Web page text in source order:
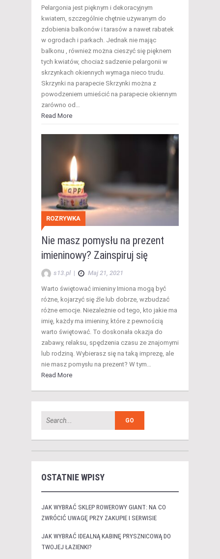
Pelargonia jest pięknym i dekoracyjnym
kwiatem, szczególnie chętnie używanym do
zdobienia balkonów i tarasów a nawet rabatek
w ogrodach i parkach. Jednak nie mając
balkonu , również można cieszyć się pięknem
tych kwiatów, chociaż sadzenie pelargonii w
skrzynkach okiennych wymaga nieco trudu.
Skrzynki na parapecie Skrzynki można z
powodzeniem umieścić na parapecie okiennym
zarówno od…
Read More
ROZRYWKA
Nie masz pomysłu na prezent
imieninowy? Zainspiruj się
s13.pl | Maj 21, 2021
Warto świętować imieniny Imiona mogą być
różne, kojarzyć się źle lub dobrze, wzbudzać
różne emocje. Niezależnie od tego, kto jakie ma
imię, każdy ma imieniny, które z pewnością
warto świętować. To doskonała okazja do
zabawy, relaksu, spędzenia czasu ze znajomymi
lub rodziną. Wybierasz się na taką imprezę, ale
nie masz pomysłu na prezent? W tym…
Read More
OSTATNIE WPISY
JAK WYBRAĆ SKLEP ROWEROWY GIANT: NA CO
ZWRÓCIĆ UWAGĘ PRZY ZAKUPIE I SERWISIE
JAK WYBRAĆ IDEALNĄ KABINĘ PRYSZNICOWĄ DO
TWOJEJ ŁAZIENKI?